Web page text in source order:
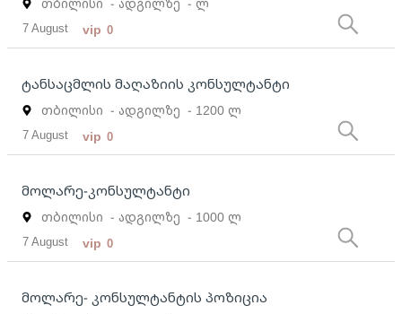
7 August vip 0
ტანსაცმლის მაღაზიის კონსულტანტი
თბილისი - ადგილზე - 1200 ლ
7 August vip 0
მოლარე-კონსულტანტი
თბილისი - ადგილზე - 1000 ლ
7 August vip 0
მოლარე- კონსულტანტის პოზიცია